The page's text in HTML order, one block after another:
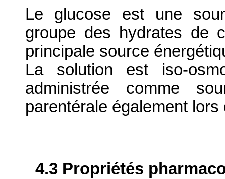
Le glucose est une
groupe des hydrates de
principale source
La solution est iso-
administrée comme
parentérale également
4.3 Propriétés